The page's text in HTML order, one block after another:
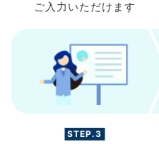
ご入力 いただけます
STEP.3